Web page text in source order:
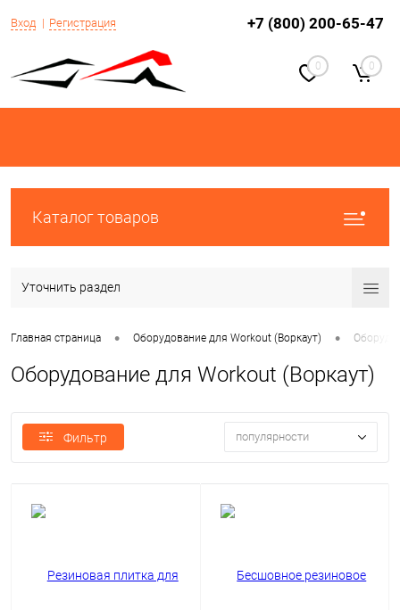
Вход Регистрация +7 (800) 200-65-47
0 0
Каталог товаров
Уточнить раздел
Главная страница • Оборудование для Workout (Воркаут) •
Оборудование для Workout (Воркаут)
Фильтр популярности